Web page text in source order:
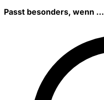
Passt besonders, wenn …